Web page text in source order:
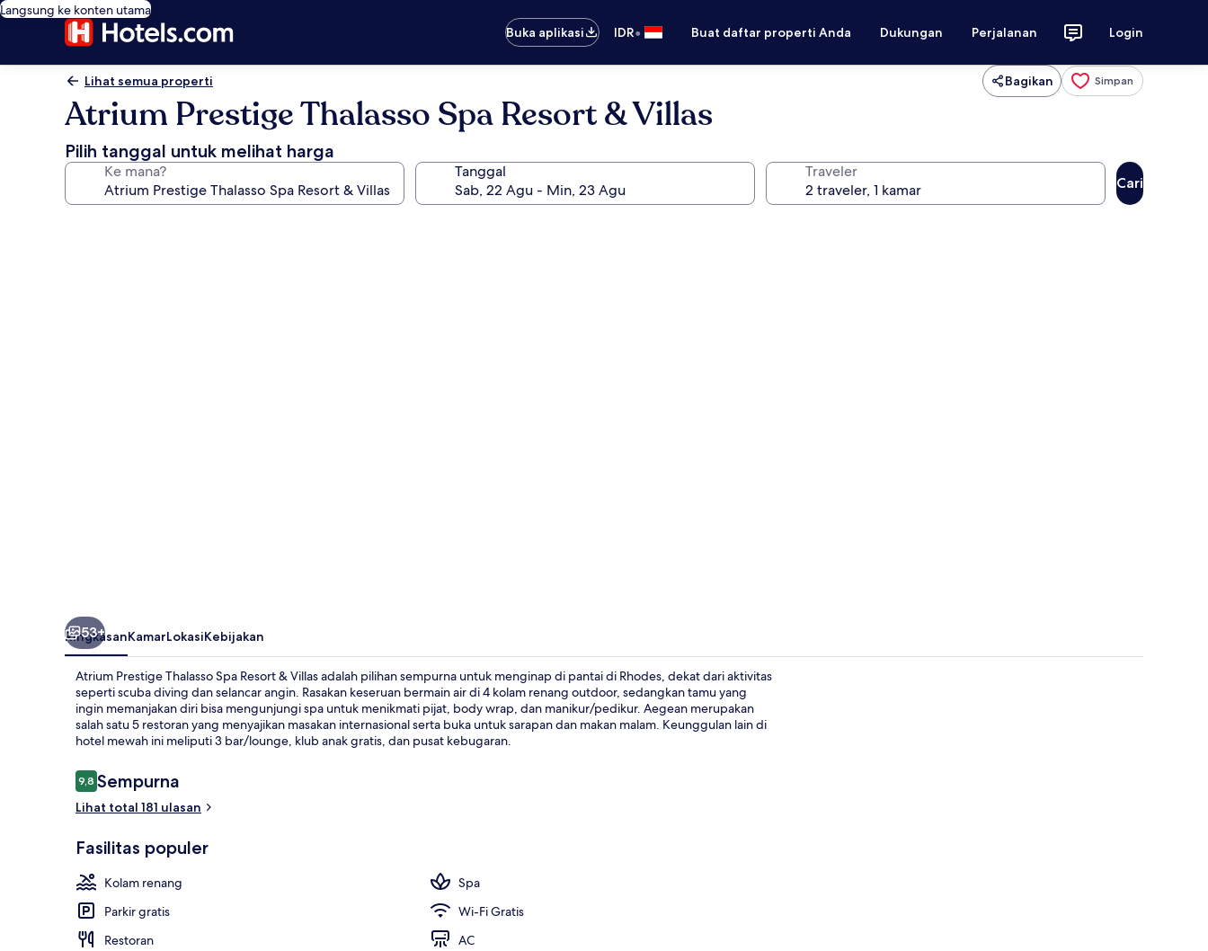
Langsung ke konten utama
Buka aplikasi
IDR• Buat daftar properti Anda Dukungan Perjalanan Login
Lihat semua properti Bagikan Simpan
Atrium Prestige Thalasso Spa Resort & Villas
Pilih tanggal untuk melihat harga
Ke mana? Tanggal Traveler
Cari
Bagian depan properti
53+
RingkasanKamarLokasiKebijakan
Atrium Prestige Thalasso Spa Resort & Villas adalah pilihan sempurna untuk menginap di pantai di Rhodes, dekat dari aktivitas
seperti scuba diving dan selancar angin. Rasakan keseruan bermain air di 4 kolam renang outdoor, sedangkan tamu yang
ingin memanjakan diri bisa mengunjungi spa untuk menikmati pijat, body wrap, dan manikur/pedikur. Aegean merupakan
salah satu 5 restoran yang menyajikan masakan internasional serta buka untuk sarapan dan makan malam. Keunggulan lain di
hotel mewah ini meliputi 3 bar/lounge, klub anak gratis, dan pusat kebugaran.
Ulasan
9,89,8 dari 10
Sempurna
Lihat total 181 ulasan
Fasilitas populer
Kolam renang
Spa
Parkir gratis
Wi-Fi Gratis
Restoran
AC